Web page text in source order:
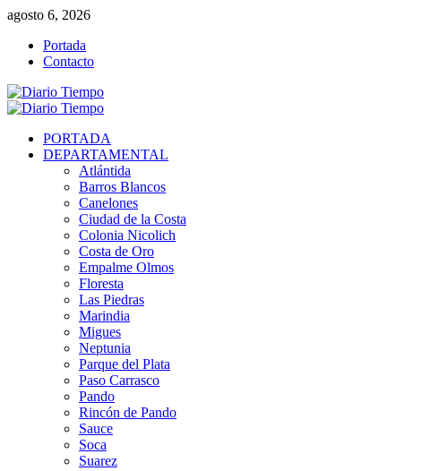
Saltar
contenido
agosto 6, 2026
Portada
Contacto
Menú
PORTADA
DEPARTAMENTAL
Atlántida
Barros Blancos
Canelones
Ciudad de la Costa
Colonia Nicolich
Costa de Oro
Empalme Olmos
Floresta
Las Piedras
Marindia
Migues
Neptunia
Parque del Plata
Paso Carrasco
Pando
Rincón de Pando
Sauce
Soca
Suarez